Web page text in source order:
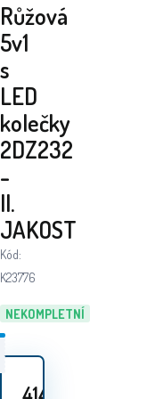
NEKOMPLETNÍ
Růžová
5v1
s
LED
kolečky
2DZ232
-
II.
JAKOST
Kód:
K23776